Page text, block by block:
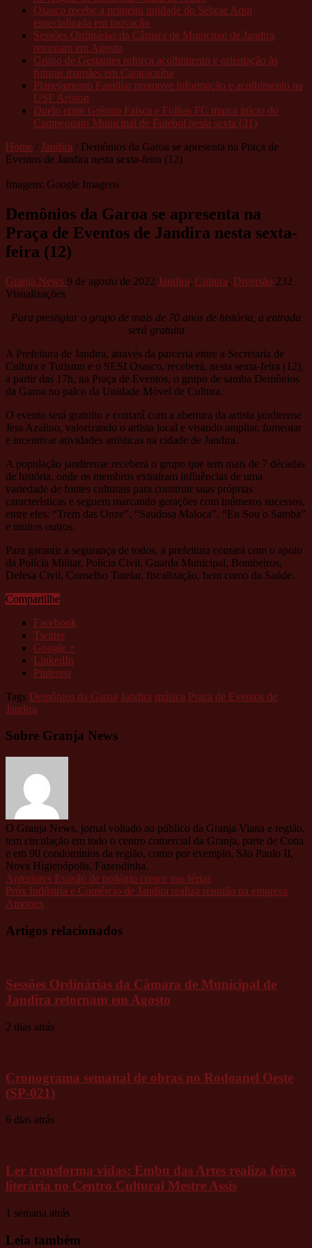
Osasco recebe a primeira unidade do Sebrae Aqui
especializada em inovação
Sessões Ordinárias da Câmara de Municipal de Jandira
retornam em Agosto
Grupo de Gestantes reforça acolhimento e orientação às
futuras mamães em Carapicuíba
Planejamento Familiar promove informação e acolhimento na
USF Ariston
Duelo entre Grêmio Faísca e Folhas FC marca início do
Campeonato Municipal de Futebol nesta sexta (31)
Home / Jandira / Demônios da Garoa se apresenta na Praça de
Eventos de Jandira nesta sexta-feira (12)
Imagem: Google Imagens
Demônios da Garoa se apresenta na
Praça de Eventos de Jandira nesta sexta-
feira (12)
Granja News 9 de agosto de 2022 Jandira, Cultura, Diversão 232
Visualizações
Para prestigiar o grupo de mais de 70 anos de história, a entrada
será gratuita
A Prefeitura de Jandira, através da parceria entre a Secretaria de
Cultura e Turismo e o SESI Osasco, receberá, nesta sexta-feira (12),
a partir das 17h, na Praça de Eventos, o grupo de samba Demônios
da Garoa no palco da Unidade Móvel de Cultura.
O evento será gratuito e contará com a abertura da artista jandirense
Jess Azalino, valorizando o artista local e visando ampliar, fomentar
e incentivar atividades artísticas na cidade de Jandira.
A população jandirense receberá o grupo que tem mais de 7 décadas
de história, onde os membros extraíram influências de uma
variedade de fontes culturais para construir suas próprias
características e seguem marcando gerações com inúmeros sucessos,
entre eles: “Trem das Onze”, “Saudosa Maloca”, “Eu Sou o Samba”
e muitos outros.
Para garantir a segurança de todos, a prefeitura contará com o apoio
da Polícia Militar, Polícia Civil, Guarda Municipal, Bombeiros,
Defesa Civil, Conselho Tutelar, fiscalização, bem como da Saúde.
Compartilhe
Facebook
Twitter
Google +
LinkedIn
Pinterest
Tags Demônios da Garoa Jandira música Praça de Eventos de
Jandira
Sobre Granja News
O Granja News, jornal voltado ao público da Granja Viana e região,
tem circulação em todo o centro comercial da Granja, parte de Cotia
e em 90 condomínios da região, como por exemplo, São Paulo II,
Nova Higienópolis, Fazendinha.
Anteriores Evasão de pedágio cresce nas férias
Próx Indústria e Comércio de Jandira realiza reunião na empresa
Amonex
Artigos relacionados
Sessões Ordinárias da Câmara de Municipal de
Jandira retornam em Agosto
2 dias atrás
Cronograma semanal de obras no Rodoanel Oeste
(SP-021)
6 dias atrás
Ler transforma vidas: Embu das Artes realiza feira
literária no Centro Cultural Mestre Assis
1 semana atrás
Leia também